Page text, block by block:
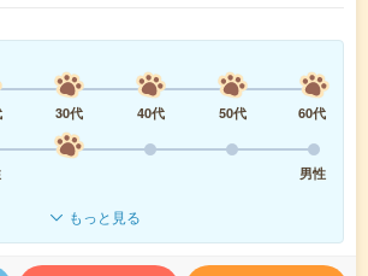
30代 40代 50代
60代
男性
もっと見る